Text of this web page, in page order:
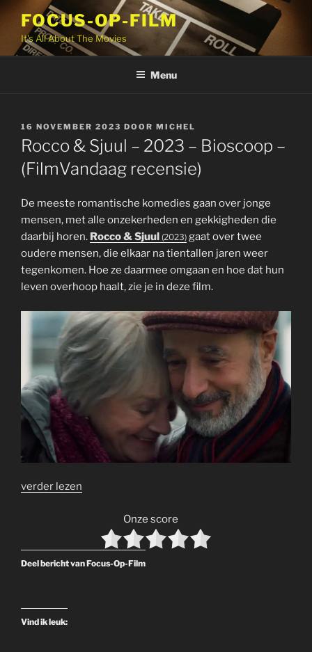
inhoud
FOCUS-OP-FILM
It's All About The Movies
Menu
GEPLAATST
OP
16 NOVEMBER 2023 DOOR MICHEL
Rocco & Sjuul – 2023 – Bioscoop –
(FilmVandaag recensie)
De meeste romantische komedies gaan over jonge
mensen, met alle onzekerheden en gekkigheden die
daarbij horen. Rocco & Sjuul (2023) gaat over twee
oudere mensen, die elkaar na tientallen jaren weer
tegenkomen. Hoe ze daarmee omgaan en hoe dat hun
leven overhoop haalt, zie je in deze film.
verder lezen
Onze score
Deel bericht van Focus-Op-Film
Vind ik leuk: